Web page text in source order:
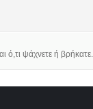
ό,τι ψάχνετε ή